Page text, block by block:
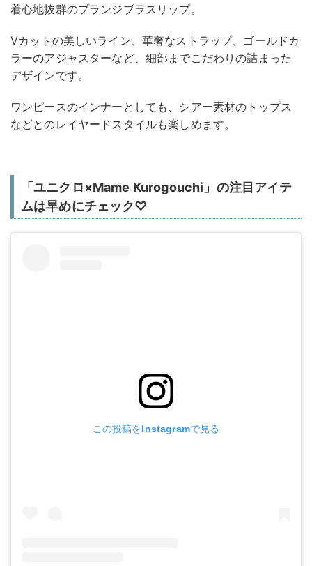
着心地抜群のプランジブラスリップ。
Vカットの美しいライン、華奢なストラップ、ゴールドカ
ラーのアジャスターなど、細部までこだわりの詰まった
デザインです。
ワンピースのインナーとしても、シアー素材のトップス
などとのレイヤードスタイルも楽しめます。
「ユニクロ×Mame Kurogouchi」の注目アイテ
ムは早めにチェック♡
この投稿をInstagramで見る